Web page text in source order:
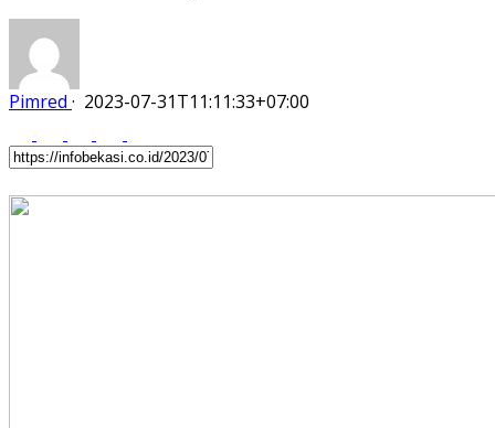
Pimred · 2023-07-31T11:11:33+07:00